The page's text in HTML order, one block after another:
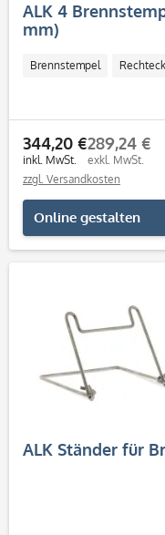
ALK 4
mm)
Brennstempel
344,20 €
inkl. MwSt.
289,24 €
exkl. MwSt.
zzgl. Versandkosten
Online gestalten
ALK Ständer für